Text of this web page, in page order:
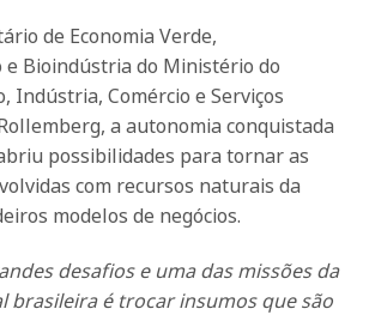
de Economia Verde,
e Bioindústria do Ministério do
Indústria, Comércio e Serviços
a autonomia conquistada
possibilidades para tornar as
com recursos naturais da
modelos de negócios.
desafios e uma das missões da
brasileira é trocar insumos que são